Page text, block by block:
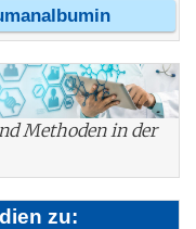
Methoden in der
zu: